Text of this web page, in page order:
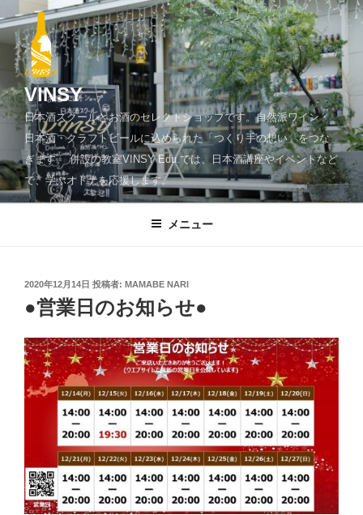
ン
ツ
へ
ッ
プ
VINSY
日本酒スクールとお酒のセレクトショップです。自然派ワイン・
日本酒・クラフトビールに込められた「つくり手の想い」をつな
ぎます。 併設の教室VINSY Edu.では、日本酒講座やイベントなど
で、学ぶオトナを応援します。
メニュー
投
日:
2020年12月14日 投稿者: MAMABE NARI
●営業日のお知らせ●